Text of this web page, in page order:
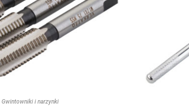
Gwintowniki i narzynki